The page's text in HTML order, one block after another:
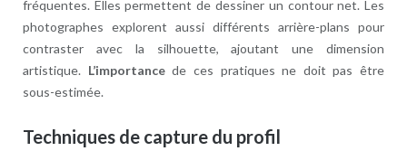
fréquentes. Elles permettent de dessiner un contour net. Les
photographes explorent aussi différents arrière-plans pour
contraster avec la silhouette, ajoutant une dimension
artistique. L’importancede ces pratiques ne doit pas être
sous-estimée.
Techniques de capture du profil